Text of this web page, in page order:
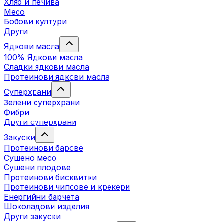
Хляб и печива
Месо
Бобови култури
Други
Ядкови масла
100% Ядкови масла
Сладки ядкови масла
Протеинови ядкови масла
Суперхрани
Зелени суперхрани
Фибри
Други суперхрани
3акуски
Протеинови бaрове
Сушено месо
Сушени плодове
Протеинови бисквитки
Протеинови чипсове и крекери
Енергийни барчета
Шоколадови изделия
Други закуски